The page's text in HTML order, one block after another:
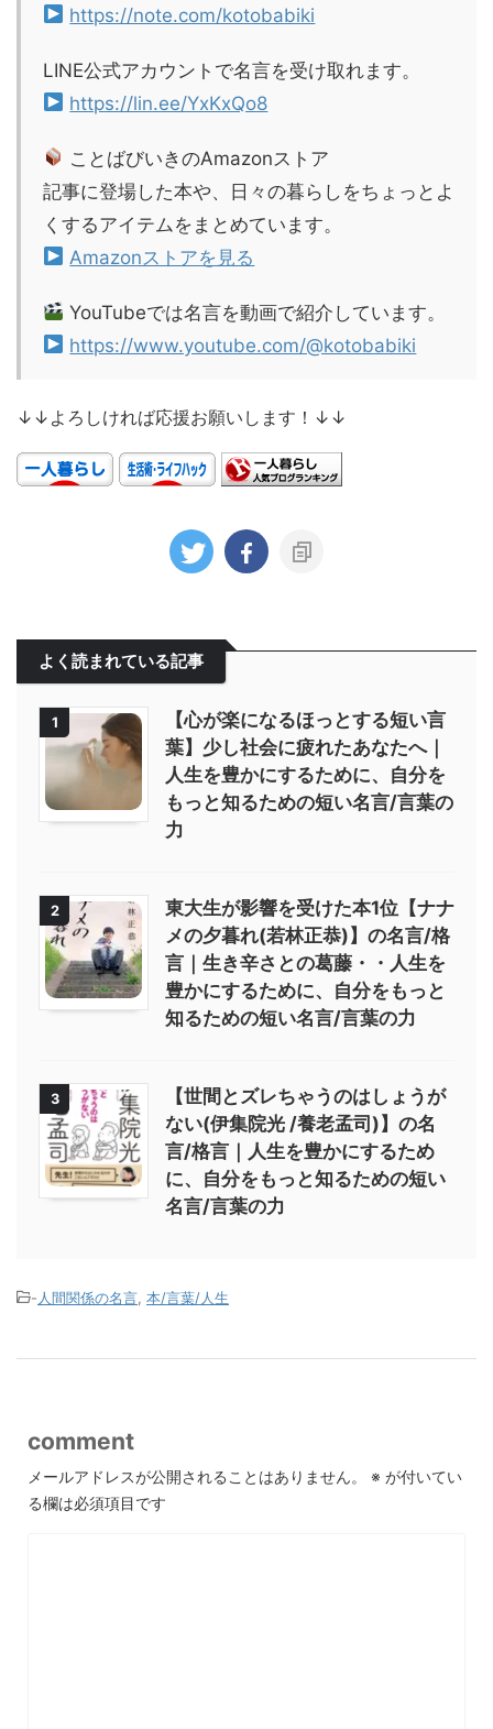
https://note.com/kotobabiki
LINE公式アカウントで名言を受け取れます。
https://lin.ee/YxKxQo8
ことばびいきのAmazonストア
記事に登場した本や、日々の暮らしをちょっとよ
くするアイテムをまとめています。
Amazonストアを見る
YouTubeでは名言を動画で紹介しています。
https://www.youtube.com/@kotobabiki
↓↓よろしければ応援お願いします！↓↓
よく読まれている記事
1
【心が楽になるほっとする短い言
葉】少し社会に疲れたあなたへ｜
人生を豊かにするために、自分を
もっと知るための短い名言/言葉の
力
2
東大生が影響を受けた本1位【ナナ
メの夕暮れ(若林正恭)】の名言/格
言｜生き辛さとの葛藤・・人生を
豊かにするために、自分をもっと
知るための短い名言/言葉の力
3
【世間とズレちゃうのはしょうが
ない(伊集院光 /養老孟司)】の名
言/格言｜人生を豊かにするため
に、自分をもっと知るための短い
名言/言葉の力
- 人間関係の名言 本/言葉/人生
comment
メールアドレスが公開されることはありません。 ※ が付いてい
る欄は必須項目です